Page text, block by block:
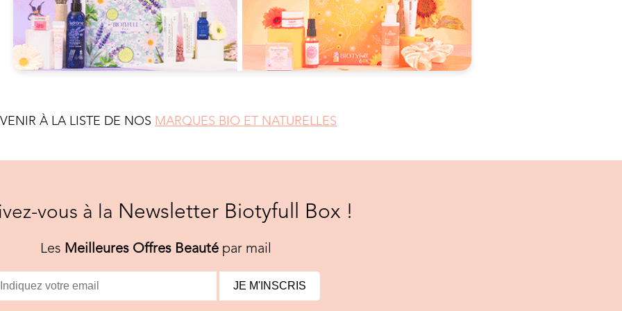
À LA LISTE DE NOS MARQUES BIO ET NATURELLES
vous à la Newsletter Biotyfull Box !
Les Meilleures Offres Beautépar mail
JE M'INSCRIS